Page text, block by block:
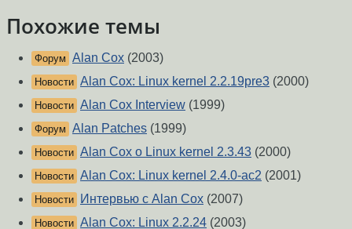
Похожие темы
Форум Alan Cox (2003)
Новости Alan Cox: Linux kernel 2.2.19pre3 (2000)
Новости Alan Cox Interview (1999)
Форум Alan Patches (1999)
Новости Alan Cox o Linux kernel 2.3.43 (2000)
Новости Alan Cox: Linux kernel 2.4.0-ac2 (2001)
Новости Интервью с Alan Cox (2007)
Новости Alan Cox: Linux 2.2.24 (2003)